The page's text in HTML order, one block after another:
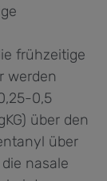
frühzeitige
werden
0,5
über den
über
nasale